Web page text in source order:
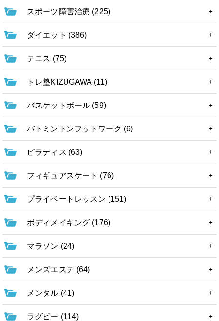
スポーツ障害治療 (225)
ダイエット (386)
テニス (75)
トレ塾KIZUGAWA (11)
バスケットボール (59)
バトミントンフットワーク (6)
ピラティス (63)
フィギュアスケート (76)
プライベートレッスン (151)
ボディメイキング (176)
マラソン (24)
メンズエステ (64)
メンタル (41)
ラグビー (114)